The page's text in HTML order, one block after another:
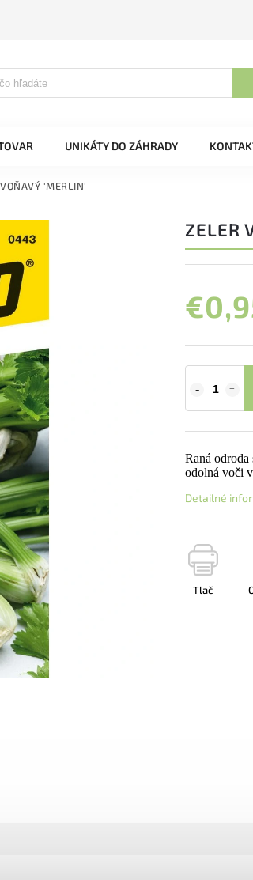
UNIKÁTY DO ZÁHRADY
'MERLIN'
ZELER
Raná
odolná voči
Detailné
Tlač